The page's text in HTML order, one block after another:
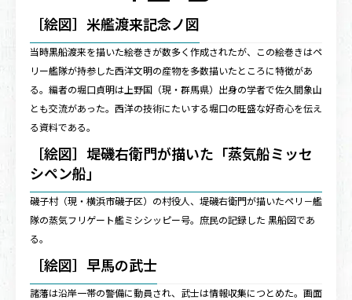
［絵図］米艦渡来記念ノ図
当時黒船渡来を描いた絵巻きが数多く作成されたが、この絵巻きはペ
リー艦隊が持参した西洋文明の産物を多数描いたところに特徴があ
る。編者の堀口貞明は上野国（現・群馬県）出身の学者で佐久間象山
とも交流があった。西洋の技術にたいする堀口の旺盛な好奇心を伝え
る資料である。
［絵図］堤磯右衛門が描いた「蒸気船ミッセ
シペン船」
磯子村（現・横浜市磯子区）の村役人、堤磯右衛門が描いたペリ－艦
隊の蒸気フリゲート艦ミシシッピー号。庶民の記録した 黒船図であ
る。
［絵図］早馬の武士
諸藩は沿岸一帯の警備に動員され、武士は情報収集につとめた。画面